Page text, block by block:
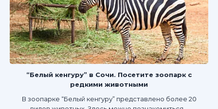
“Белый кенгуру” в Сочи. Посетите зоопарк с
редкими животными
В зоопарке “Белый кенгуру” представлено более 20